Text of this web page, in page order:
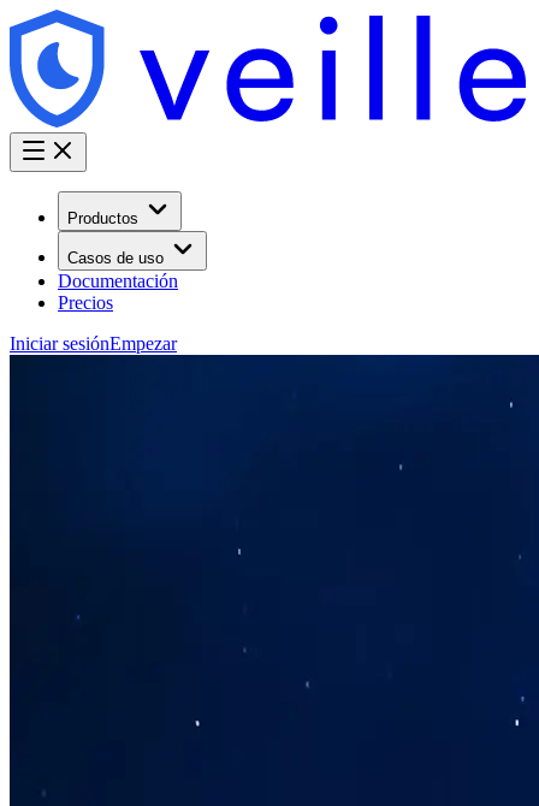
Productos
Casos de uso
Documentación
Precios
Iniciar sesiónEmpezar